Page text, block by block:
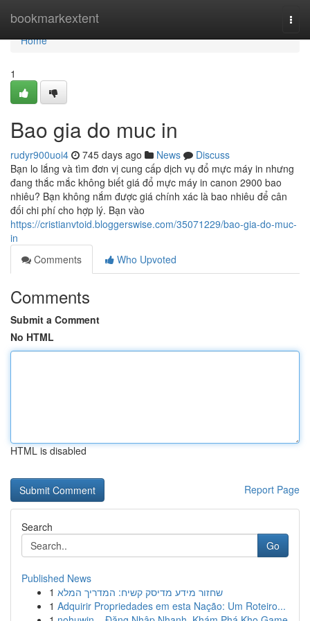
bookmarkextent
Home
Home
1
Bao gia do muc in
rudyr900uoi4 745 days ago News
Discuss
Bạn lo lắng và tìm đơn vị cung cấp dịch vụ đổ mực máy in nhưng
đang thắc mắc không biết giá đổ mực máy in canon 2900 bao
nhiêu? Bạn không nắm được giá chính xác là bao nhiêu để cân
đối chi phí cho hợp lý. Bạn vào
https://cristianvtoid.bloggerswise.com/35071229/bao-gia-do-muc-
in
Comments
Who Upvoted
Comments
Submit a Comment
No HTML
HTML is disabled
Report Page
Search
Go
Published News
1 שחזור מידע מדיסק קשיח: המדריך המלא
1 Adquirir Propriedades em esta Nação: Um Roteiro...